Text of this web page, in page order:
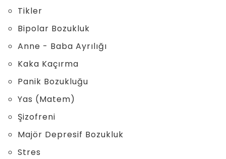
Tikler
Bipolar Bozukluk
Anne - Baba Ayrılığı
Kaka Kaçırma
Panik Bozukluğu
Yas (Matem)
Şizofreni
Majör Depresif Bozukluk
Stres